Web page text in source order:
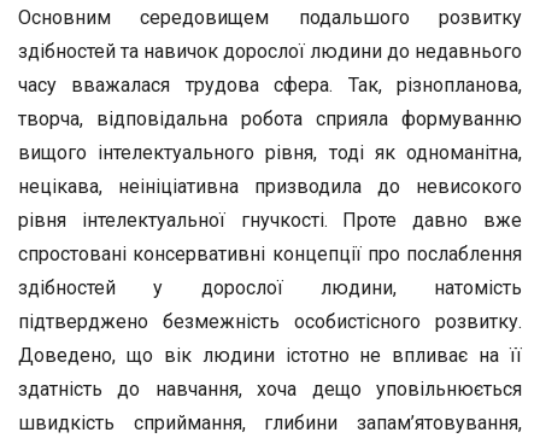
Основним середовищем подальшого розвитку
здібностей та навичок дорослої людини до недавнього
часу вважалася трудова сфера. Так, різнопланова,
творча, відповідальна робота сприяла формуванню
вищого інтелектуального рівня, тоді як одноманітна,
нецікава, неініціативна призводила до невисокого
рівня інтелектуальної гнучкості. Проте давно вже
спростовані консервативні концепції про послаблення
здібностей у дорослої людини, натомість
підтверджено безмежність особистісного розвитку.
Доведено, що вік людини істотно не впливає на її
здатність до навчання, хоча дещо уповільнюється
швидкість сприймання, глибини запам’ятовування,